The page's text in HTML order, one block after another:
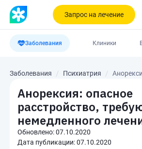
Запрос на лечение
Заболевания Клиники
Заболевания Психиатрия
Анорексия: опасное
расстройство,
немедленного
Обновлено:07.10.2020
Дата публикации:07.10.2020